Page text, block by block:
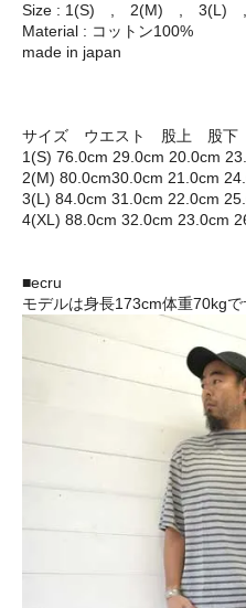
Size : 1(S) , 2(M) , 3(L)
Material : コットン100%
made in japan
サイズ ウエスト 股上 股下
1(S) 76.0cm 29.0cm 20.0cm
2(M) 80.0cm30.0cm 21.0cm
3(L) 84.0cm 31.0cm 22.0cm
4(XL) 88.0cm 32.0cm 23.0cm
■ecru
モデルは身長173cm体重70kg